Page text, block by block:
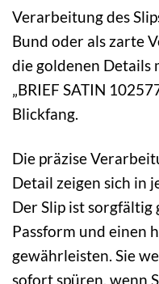
Verarbeitung des
Bund oder als zarte
die goldenen Details
„BRIEF SATIN
Blickfang.
Die präzise
Detail zeigen sich in
Der Slip ist
Passform und einen
gewährleisten. Sie
sofort spüren, wenn